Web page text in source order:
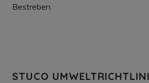
Bestreben.
STUCO